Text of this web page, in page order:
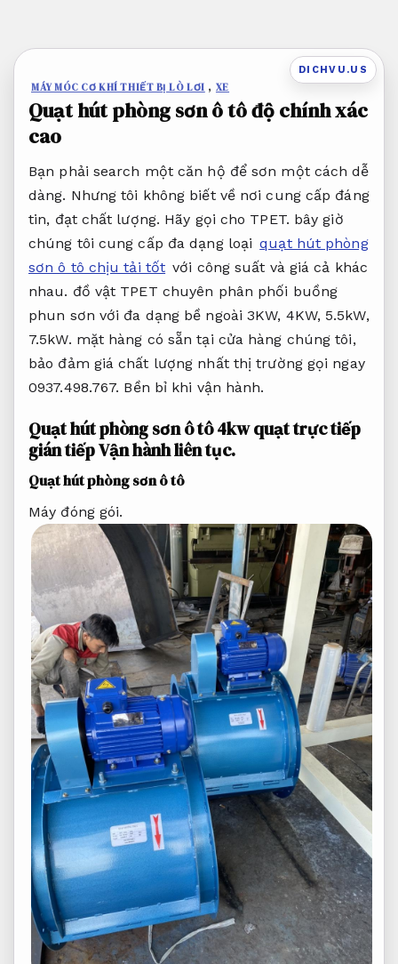
nội
dung
DICHVU.US
MÁY MÓC CƠ KHÍ THIẾT BỊ LÒ LƠI , XE
Quạt hút phòng sơn ô tô độ chính xác
cao
Bạn phải search một căn hộ để sơn một cách dễ
dàng. Nhưng tôi không biết về nơi cung cấp đáng
tin, đạt chất lượng. Hãy gọi cho TPET. bây giờ
chúng tôi cung cấp đa dạng loại quạt hút phòng
sơn ô tô chịu tải tốt với công suất và giá cả khác
nhau. đồ vật TPET chuyên phân phối buồng
phun sơn với đa dạng bề ngoài 3KW, 4KW, 5.5kW,
7.5kW. mặt hàng có sẵn tại cửa hàng chúng tôi,
bảo đảm giá chất lượng nhất thị trường gọi ngay
0937.498.767. Bền bỉ khi vận hành.
Quạt hút phòng sơn ô tô 4kw quạt trực tiếp
gián tiếpVận hành liên tục.
Quạt hút phòng sơn ô tô
Máy đóng gói.